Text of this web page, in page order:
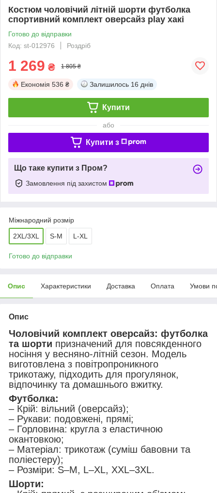
Костюм чоловічий літній шорти футболка
спортивний комплект оверсайз play хакі
Готово до відправки
Код: st-012976
Роздріб
1 269 ₴ 1 805 ₴
Економія 536 ₴ Залишилось 16 днів
Купити
або
Купити з
Що таке купити з Пром?
Замовлення під захистом
Міжнародний розмір
2XL/3XL S-M L-XL
Готово до відправки
Опис Характеристики Доставка Оплата Умови
Опис
Чоловічий комплект оверсайз: футболка
та шорти призначений для повсякденного
носіння у весняно-літній сезон. Модель
виготовлена з повітропроникного
трикотажу, підходить для прогулянок,
відпочинку та домашнього вжитку.
Футболка:
– Крій: вільний (оверсайз);
– Рукави: подовжені, прямі;
– Горловина: кругла з еластичною
окантовкою;
– Матеріал: трикотаж (суміш бавовни та
поліестеру);
– Розміри: S–M, L–XL, XXL–3XL.
Шорти: